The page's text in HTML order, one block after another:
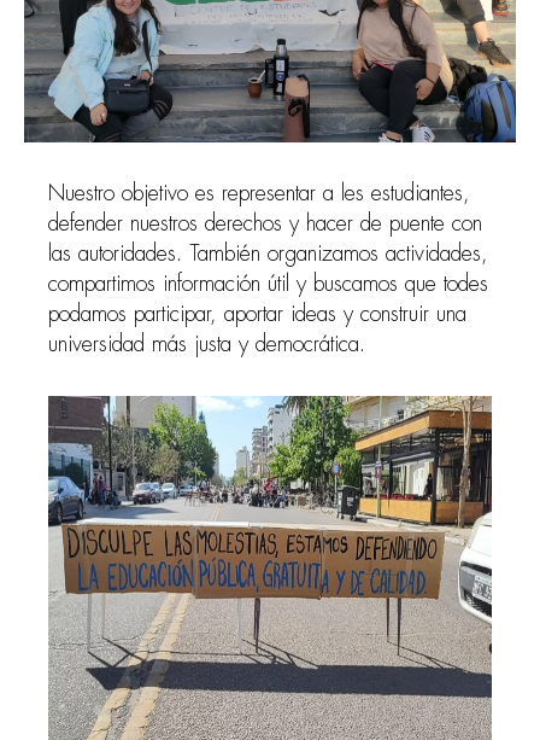
Nuestro objetivo es representar a les estudiantes,
defender nuestros derechos y hacer de puente con
las autoridades. También organizamos actividades,
compartimos información útil y buscamos que todes
podamos participar, aportar ideas y construir una
universidad más justa y democrática.